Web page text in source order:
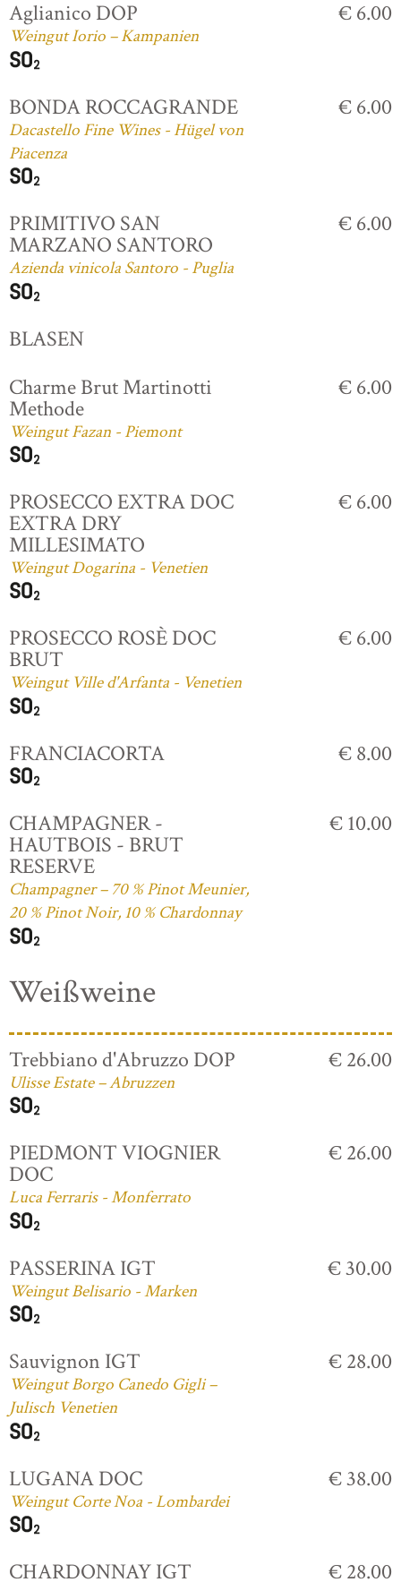
Aglianico DOP
Weingut Iorio – Kampanien
€ 6.00
BONDA ROCCAGRANDE
Dacastello Fine Wines - Hügel von
Piacenza
€ 6.00
PRIMITIVO SAN
MARZANO SANTORO
Azienda vinicola Santoro - Puglia
€ 6.00
BLASEN
Charme Brut Martinotti
Methode
Weingut Fazan - Piemont
€ 6.00
PROSECCO EXTRA DOC
EXTRA DRY
MILLESIMATO
Weingut Dogarina - Venetien
€ 6.00
PROSECCO ROSÈ DOC
BRUT
Weingut Ville d'Arfanta - Venetien
€ 6.00
FRANCIACORTA € 8.00
CHAMPAGNER -
HAUTBOIS - BRUT
RESERVE
Champagner – 70 % Pinot Meunier,
20 % Pinot Noir, 10 % Chardonnay
€ 10.00
Weißweine
Trebbiano d'Abruzzo DOP
Ulisse Estate – Abruzzen
€ 26.00
PIEDMONT VIOGNIER
DOC
Luca Ferraris - Monferrato
€ 26.00
PASSERINA IGT
Weingut Belisario - Marken
€ 30.00
Sauvignon IGT
Weingut Borgo Canedo Gigli –
Julisch Venetien
€ 28.00
LUGANA DOC
Weingut Corte Noa - Lombardei
€ 38.00
CHARDONNAY IGT € 28.00